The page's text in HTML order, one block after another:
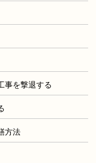
事を撃退する
方法